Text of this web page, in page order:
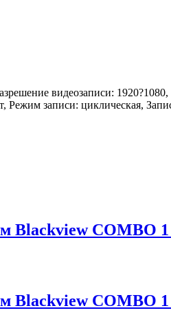
видеозаписи:
Режим записи: циклическая,
Blackview COMBO
Blackview COMBO